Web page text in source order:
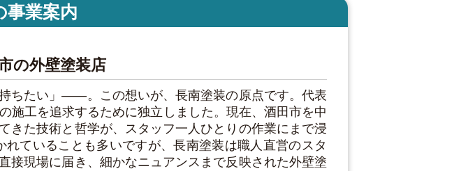
事業案内
の外壁塗装店
ちたい」――。この想いが、長南塗装の原点です。代表
施工を追求するために独立しました。現在、酒田市を中
きた技術と哲学が、スタッフ一人ひとりの作業にまで浸
ていることも多いですが、長南塗装は職人直営のスタ
接現場に届き、細かなニュアンスまで反映された外壁塗